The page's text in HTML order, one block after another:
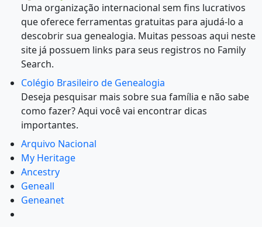
Uma organização internacional sem fins lucrativos
que oferece ferramentas gratuitas para ajudá-lo a
descobrir sua genealogia. Muitas pessoas aqui neste
site já possuem links para seus registros no Family
Search.
Colégio Brasileiro de Genealogia
Deseja pesquisar mais sobre sua família e não sabe
como fazer? Aqui você vai encontrar dicas
importantes.
Arquivo Nacional
My Heritage
Ancestry
Geneall
Geneanet